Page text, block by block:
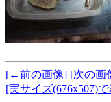
[←前の画像] [次の
[実サイズ(676x507)